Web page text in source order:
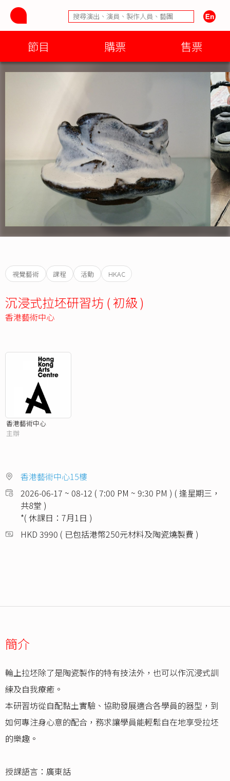
節目 購票 售票
視覺藝術 課程 活動 HKAC
沉浸式拉坯研習坊 ( 初級 )
香港藝術中心
香港藝術中心
主辦
香港藝術中心15樓
2026-06-17 ~ 08-12 ( 7:00 PM ~ 9:30 PM ) ( 逢星期三，
共8堂 )
*( 休課日：7月1日 )
HKD 3990 ( 已包括港幣250元材料及陶瓷燒製費 )
簡介
輪上拉坯除了是陶瓷製作的特有技法外，也可以作沉浸式訓
練及自我療癒。
本研習坊從自配黏土實驗、協助發展適合各學員的器型，到
如何專注身心意的配合，務求讓學員能輕鬆自在地享受拉坯
的樂趣。
授課語言：廣東話